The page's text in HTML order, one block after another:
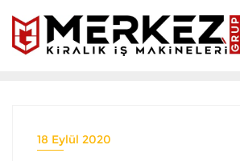
18 Eylül 2020